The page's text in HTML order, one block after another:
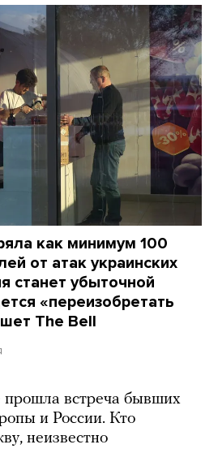
как минимум 100
от атак украинских
станет убыточной
«переизобретать
The Bell
прошла встреча бывших
и России. Кто
неизвестно